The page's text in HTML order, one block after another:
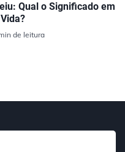
Qual o Significado em
de leitura